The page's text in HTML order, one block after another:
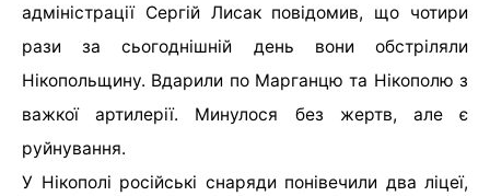
адміністрації Сергій Лисак повідомив, що чотири
рази за сьогоднішній день вони обстріляли
Нікопольщину. Вдарили по Марганцю та Нікополю з
важкої артилерії. Минулося без жертв, але є
руйнування.
У Нікополі російські снаряди понівечили два ліцеї,